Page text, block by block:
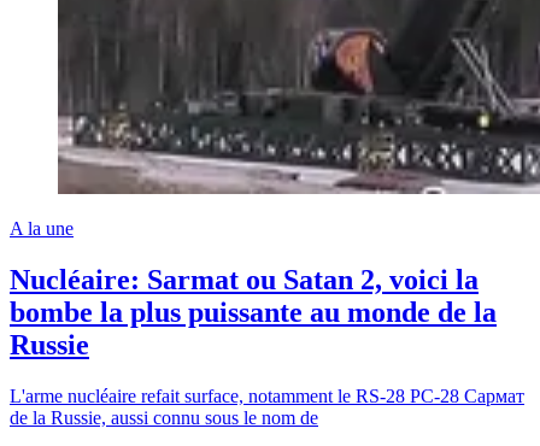
A la une
Nucléaire: Sarmat ou Satan 2, voici la
bombe la plus puissante au monde de la
Russie
L'arme nucléaire refait surface, notamment le RS-28 РС-28 Сармат
de la Russie, aussi connu sous le nom de